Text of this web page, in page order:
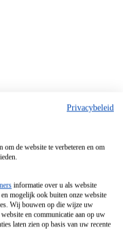
Privacybeleid
de website te verbeteren en om
informatie over u als website
mogelijk ook buiten onze website
Wij bouwen op die wijze uw
en communicatie aan op uw
laten zien op basis van uw recente